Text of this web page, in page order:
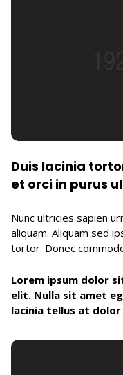
Duis lacinia
et orci in purus
Nunc ultricies sapien
aliquam. Aliquam sed
tortor. Donec
Lorem ipsum dolor
elit. Nulla sit amet
lacinia tellus at